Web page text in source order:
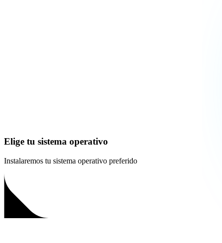
Elige tu sistema operativo
Instalaremos tu sistema operativo preferido